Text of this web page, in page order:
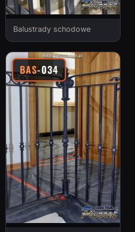
Balustrady schodowe
BAS-034